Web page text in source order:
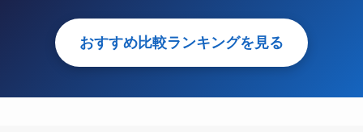
おすすめ比較ランキングを見る